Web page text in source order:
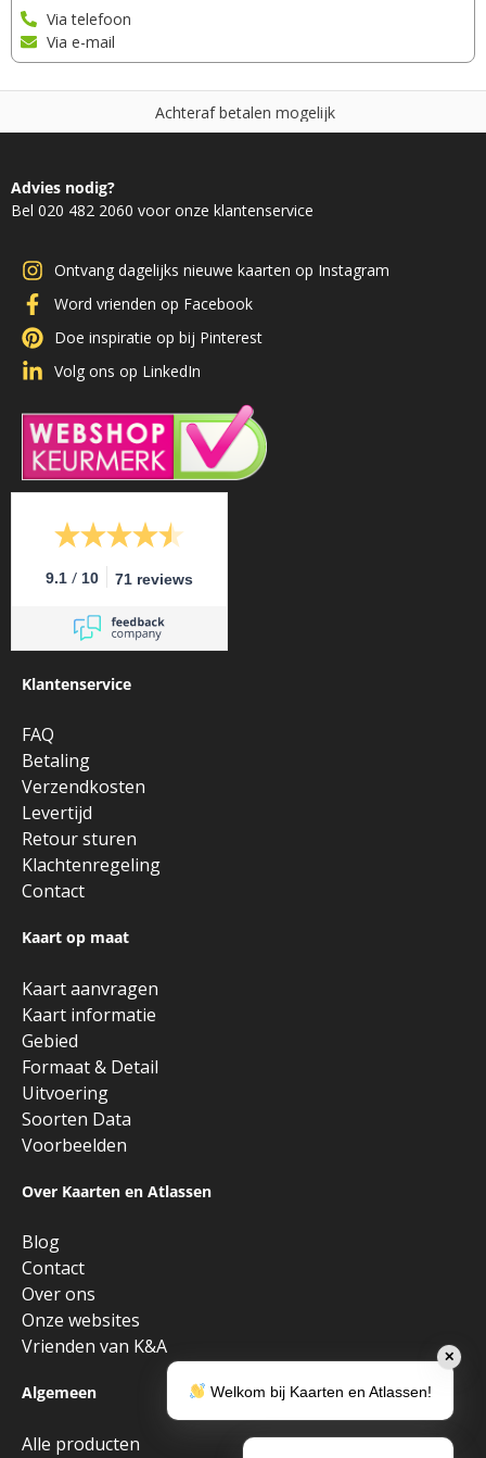
Via telefoon
Via e-mail
Achteraf betalen mogelijk
Advies nodig?
Bel 020 482 2060 voor onze klantenservice
Ontvang dagelijks nieuwe kaarten op Instagram
Word vrienden op Facebook
Doe inspiratie op bij Pinterest
Volg ons op LinkedIn
9.1 / 10 71 reviews
Klantenservice
FAQ
Betaling
Verzendkosten
Levertijd
Retour sturen
Klachtenregeling
Contact
Kaart op maat
Kaart aanvragen
Kaart informatie
Gebied
Formaat & Detail
Uitvoering
Soorten Data
Voorbeelden
Over Kaarten en Atlassen
Blog
Contact
Over ons
Onze websites
Vrienden van K&A
Algemeen
Alle producten
✕
Welkom bij Kaarten en Atlassen!